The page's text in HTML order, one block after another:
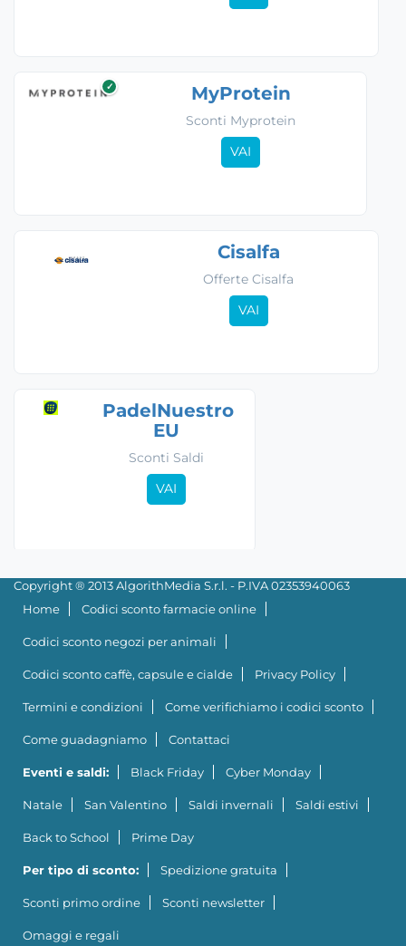
✓ MyProtein
Sconti Myprotein
VAI
Cisalfa
Offerte Cisalfa
VAI
PadelNuestro
EU
Sconti Saldi
VAI
Copyright ® 2013 AlgorithMedia S.r.l. - P.IVA 02353940063
Home
Codici sconto farmacie online
Codici sconto negozi per animali
Codici sconto caffè, capsule e cialde Privacy Policy
Termini e condizioni Come verifichiamo i codici sconto
Come guadagniamo Contattaci
Eventi e saldi: Black Friday Cyber Monday
Natale San Valentino Saldi invernali Saldi estivi
Back to School Prime Day
Per tipo di sconto: Spedizione gratuita
Sconti primo ordine Sconti newsletter
Omaggi e regali